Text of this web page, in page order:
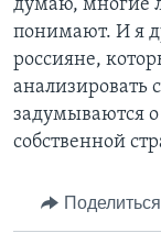
думаю, многие
понимают. И я
россияне,
анализировать
задумываются
собственной
Поделиться